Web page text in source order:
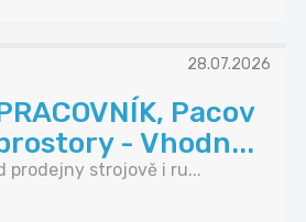
28.07.2026
Pacov
- Vhodn...
prodejny strojově i ru...